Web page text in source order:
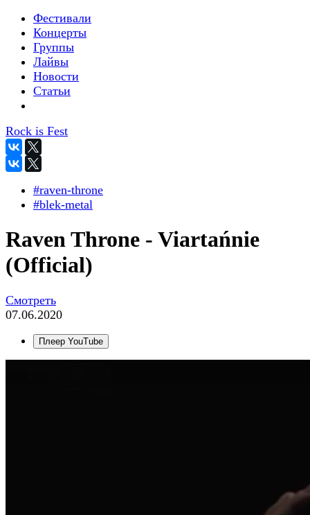
Фестивали
Концерты
Группы
Лайвы
Новости
Статьи
Rock is Fest
#raven-throne
#blek-metal
Raven Throne - Viartańnie
(Official)
Смотреть
07.06.2020
Плеер YouTube